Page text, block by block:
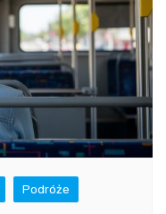
Podróże